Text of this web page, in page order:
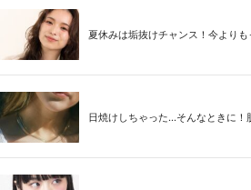
夏休みは垢抜けチャンス！今より
日焼けしちゃった...そんなときに！